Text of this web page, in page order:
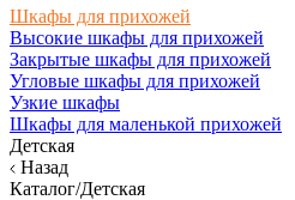
Шкафы для прихожей
Высокие шкафы для прихожей
Закрытые шкафы для прихожей
Угловые шкафы для прихожей
Узкие шкафы
Шкафы для маленькой прихожей
Детская
Назад
Каталог/Детская